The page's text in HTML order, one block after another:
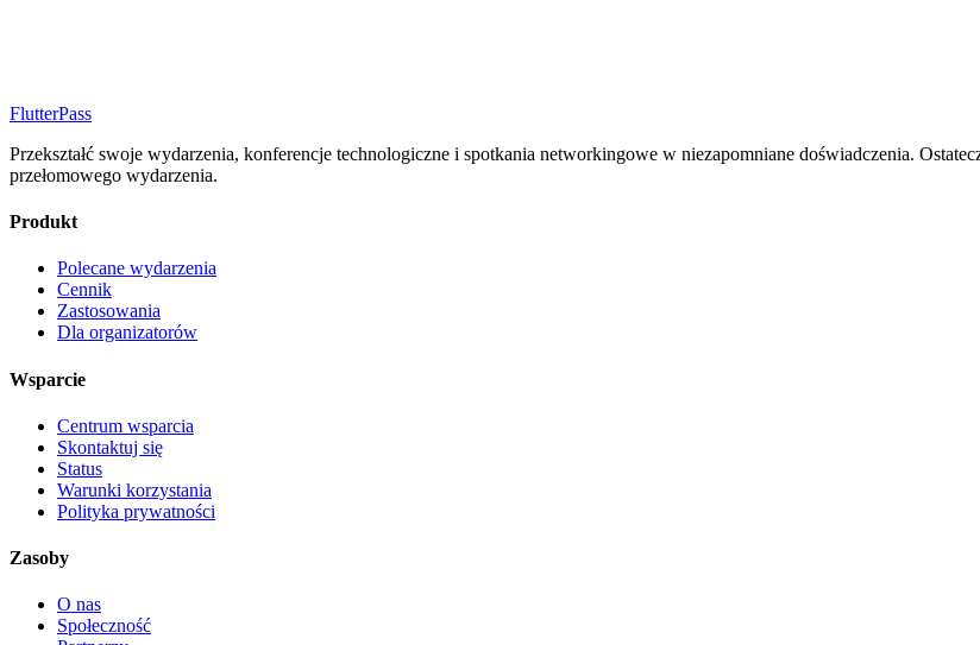
FlutterPass
Przekształć swoje wydarzenia, konferencje technologiczne i spotkania networkingowe w niezapomniane doświadczenia.
przełomowego wydarzenia.
Produkt
Polecane wydarzenia
Cennik
Zastosowania
Dla organizatorów
Wsparcie
Centrum wsparcia
Skontaktuj się
Status
Warunki korzystania
Polityka prywatności
Zasoby
O nas
Społeczność